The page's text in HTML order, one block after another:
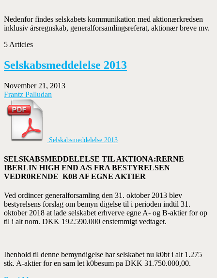
Nedenfor findes selskabets kommunikation med aktionærkredsen
inklusiv årsregnskab, generalforsamlingsreferat, aktionær breve mv.
5 Articles
Selskabsmeddelelse 2013
November 21, 2013
Frantz Palludan
Selskabsmeddelelse 2013
SELSKABSMEDDELELSE TIL AKTIONA:RERNE
IBERLIN HIGH END A/S FRA BESTYRELSEN
VEDR0RENDE K0B AF EGNE AKTIER
Ved ordincer generalforsamling den 31. oktober 2013 blev
bestyrelsens forslag om bemyn­ digelse til i perioden indtil 31.
oktober 2018 at lade selskabet erhverve egne A- og B-aktier for op
til i alt nom. DKK 192.590.000 enstemmigt vedtaget.
Ihenhold til denne bemyndigelse har selskabet nu k0bt i alt 1.275
stk. A-aktier for en sam­ let k0besum pa DKK 31.750.000,00.